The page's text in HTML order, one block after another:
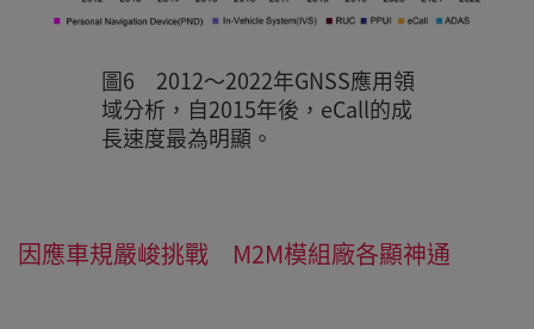
圖6 2012～2022年GNSS應用領
域分析，自2015年後，eCall的成
長速度最為明顯。
因應車規嚴峻挑戰 M2M模組廠各顯神通